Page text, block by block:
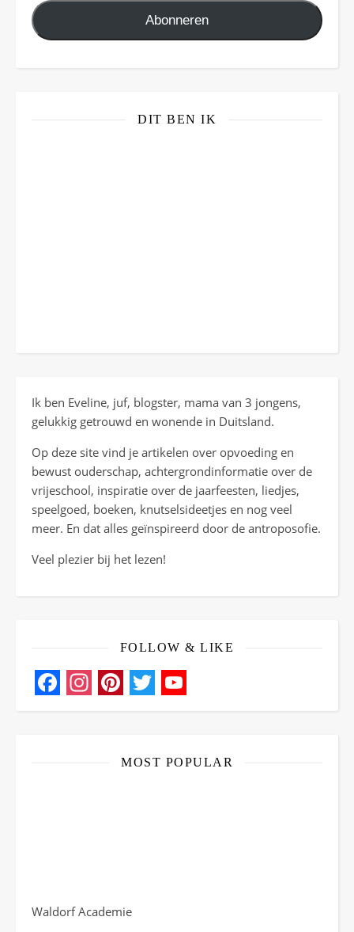
Abonneren
DIT BEN IK
Ik ben Eveline, juf, blogster, mama van 3 jongens,
gelukkig getrouwd en wonende in Duitsland.
Op deze site vind je artikelen over opvoeding en
bewust ouderschap, achtergrondinformatie over de
vrijeschool, inspiratie over de jaarfeesten, liedjes,
speelgoed, boeken, knutselsideetjes en nog veel
meer. En dat alles geïnspireerd door de antroposofie.
Veel plezier bij het lezen!
FOLLOW & LIKE
Facebook
Instagram
Pinterest
Twitter
YouTube
MOST POPULAR
Waldorf Academie